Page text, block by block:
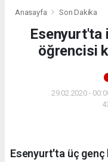
Anasayfa Son Dakika
Esenyurt'ta
öğrencisi
29.02.2020 -
Esenyurt'ta üç